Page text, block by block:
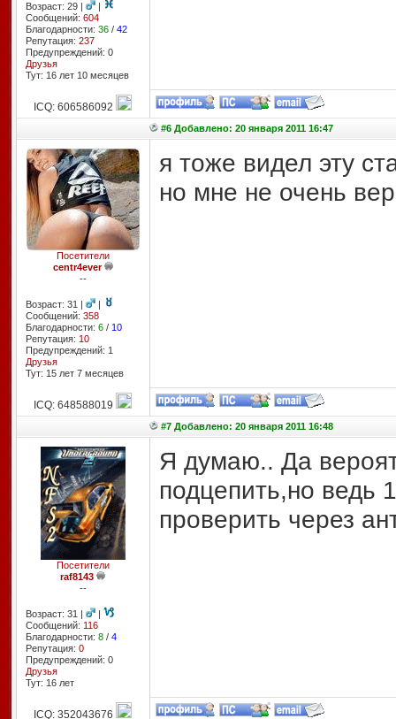
Возраст: 29 |
|
Сообщений: 604
Благодарности: 36/ 42
Репутация: 237
Предупреждений: 0
Друзья
Тут: 16 лет 10 месяцев
ICQ: 606586092
#6 Добавлено: 20 января 2011 16:47
Посетители
centr4ever
--
Возраст: 31 |
|
Сообщений: 358
Благодарности: 6/ 10
Репутация: 10
Предупреждений: 1
Друзья
Тут: 15 лет 7 месяцев
я тоже видел эту
но мне не очень
ICQ: 648588019
#7 Добавлено: 20 января 2011 16:48
Посетители
raf8143
--
Возраст: 31 |
|
Сообщений: 116
Благодарности: 8/ 4
Репутация: 0
Предупреждений: 0
Друзья
Тут: 16 лет
Я думаю.. Да
подцепить,но ведь
проверить через
ICQ: 352043676